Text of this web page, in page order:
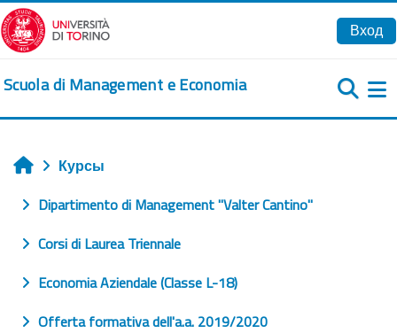
Перейти к основному содержанию
Вход
Scuola di Management e Economia
Главная
Курсы
Dipartimento di Management "Valter Cantino"
Corsi di Laurea Triennale
Economia Aziendale (Classe L-18)
Offerta formativa dell'a.a. 2019/2020